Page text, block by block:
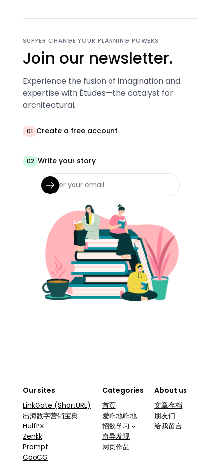
SUPPER CHANGE YOUR PLANNING POWERS
Join our newsletter.
Experience the fusion of imagination and
expertise with Études—the catalyst for
architectural.
01 Create a free account
02 Write your story
Our sites
LinkGate (ShortURL)
出海数字营销宝典
HalfPX
Zenkk
Prompt
CooCG
Categories
首页
爱咋地咋地
招数学习
奇异发现
网页作品
About us
文章存档
朋友们
给我留言